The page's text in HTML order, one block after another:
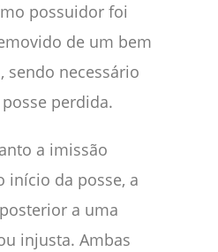
possuidor foi
de um bem
sendo necessário
perdida.
a imissão
início da posse, a
a uma
injusta. Ambas